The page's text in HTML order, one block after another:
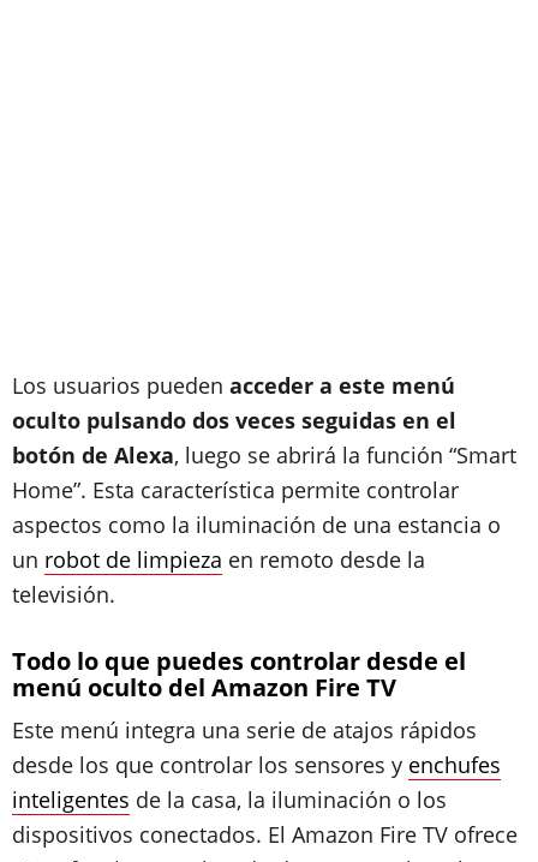
Los usuarios pueden acceder a este menú
oculto pulsando dos veces seguidas en el
botón de Alexa, luego se abrirá la función “Smart
Home”. Esta característica permite controlar
aspectos como la iluminación de una estancia o
un robot de limpieza en remoto desde la
televisión.
Todo lo que puedes controlar desde el
menú oculto del Amazon Fire TV
Este menú integra una serie de atajos rápidos
desde los que controlar los sensores y enchufes
inteligentes de la casa, la iluminación o los
dispositivos conectados. El Amazon Fire TV ofrece